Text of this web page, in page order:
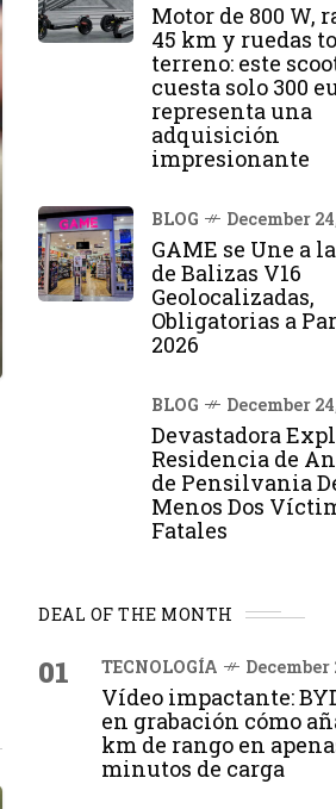
Motor de 800 W,
45 km y ruedas
terreno: este
cuesta solo 300
representa una
adquisición
impresionante
BLOG December
GAME se Une a
de Balizas V16
Geolocalizadas,
Obligatorias a
2026
BLOG December
Devastadora
Residencia de
de Pensilvania
Menos Dos
Fatales
DEAL OF THE MONTH
01 TECNOLOGÍA December
Vídeo impactante:
en grabación cómo
km de rango en
minutos de carga